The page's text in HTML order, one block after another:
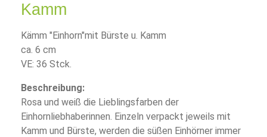
Kamm
Kämm "Einhorn"mit Bürste u. Kamm
ca. 6 cm
VE: 36 Stck.
Beschreibung:
Rosa und weiß die Lieblingsfarben der
Einhornliebhaberinnen. Einzeln verpackt jeweils mit
Kamm und Bürste, werden die süßen Einhörner immer